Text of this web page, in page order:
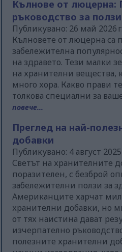
Кълнове от люцерна:
ръководство за
Публикувано: 26 май 2026
Кълновете от люцерна са
забележителна
на здравето. Тези малки
на хранителни вещества,
много хора. Какво прави
толкова специални за
повече...
Преглед на най-
добавки
Публикувано: 4 август 2025
Светът на хранителните
поразителен, с безброй
забележителни ползи за
Американците харчат
хранителни добавки, но
от тях наистина дават
изчерпателно
полезните хранителни